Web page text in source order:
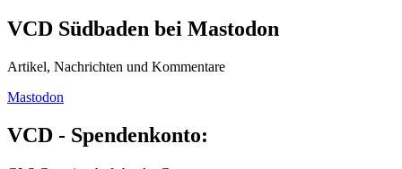
VCD Südbaden bei Mastodon
Artikel, Nachrichten und Kommentare
Mastodon
VCD - Spendenkonto: